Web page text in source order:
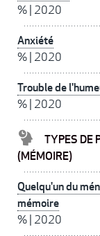
% 2020
Anxiété
% 2020
Trouble de
% 2020
TYPES DE
(MÉMOIRE)
Quelqu'un du
mémoire
% 2020